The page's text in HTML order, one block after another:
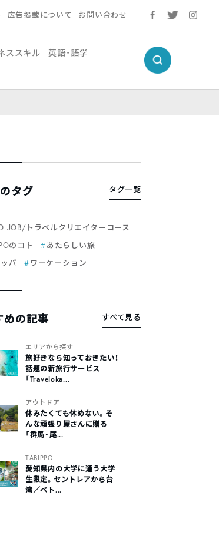
広告掲載について お問い合わせ
ススキル
英語・語学
タグ タグ一覧
JOB/トラベルクリエイターコース
のコト
あたらしい旅
パ
ワーケーション
めの記事 すべて見る
エリアから探す
旅好きなら知っておきたい！
話題の新旅行サービス
「Traveloka...
アウトドア
休みたくても休めない。そ
んな頑張り屋さんに贈る
「群馬・尾...
TABIPPO
愛知県内の大学に通う大学
生限定。セントレアから台
湾／ベト...